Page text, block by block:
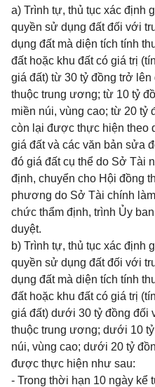
a) Trình tự, thủ tục xác định
quyền sử dụng đất đối với
dụng đất mà diện tích tính
đất hoặc khu đất có giá trị
giá đất) từ 30 tỷ đồng trở
thuộc trung ương; từ 10 tỷ
miền núi, vùng cao; từ 20 tỷ
còn lại được thực hiện theo
giá đất và các văn bản sửa
đó giá đất cụ thể do Sở Tài
định, chuyển cho Hội đồng
phương do Sở Tài chính
chức thẩm định, trình Ủy
duyệt.
b) Trình tự, thủ tục xác định
quyền sử dụng đất đối với
dụng đất mà diện tích tính
đất hoặc khu đất có giá trị
giá đất) dưới 30 tỷ đồng đối
thuộc trung ương; dưới 10
núi, vùng cao; dưới 20 tỷ
được thực hiện như sau:
- Trong thời hạn 10 ngày